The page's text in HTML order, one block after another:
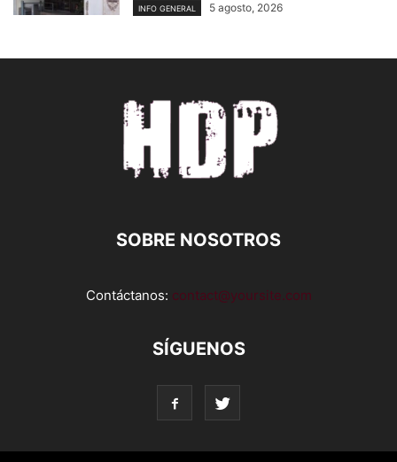
INFO GENERAL 5 agosto, 2026
SOBRE NOSOTROS
Contáctanos: contact@yoursite.com
SÍGUENOS